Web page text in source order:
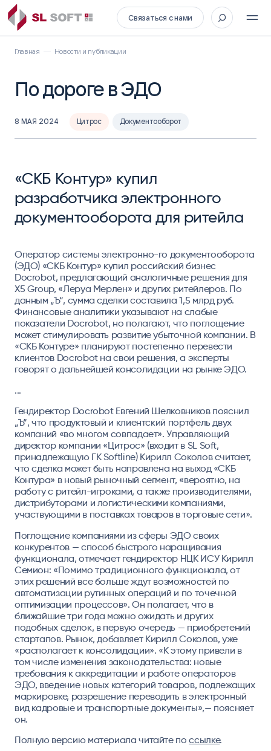
Связаться с нами
Главная Новости и публикации
По дороге в ЭДО
8 МАЯ 2024 Цитрос Документооборот
«СКБ Контур» купил
разработчика электронного
документооборота для ритейла
Оператор системы электронно-го документооборота
(ЭДО) «СКБ Контур» купил российский бизнес
Docrobot, предлагающий аналогичные решения для
X5 Group, «Леруа Мерлен» и других ритейлеров. По
данным „Ъ“, сумма сделки составила 1,5 млрд руб.
Финансовые аналитики указывают на слабые
показатели Docrobot, но полагают, что поглощение
может стимулировать развитие убыточной компании. В
«СКБ Контуре» планируют постепенно перевести
клиентов Docrobot на свои решения, а эксперты
говорят о дальнейшей консолидации на рынке ЭДО.
...
Гендиректор Docrobot Евгений Шелковников пояснил
„Ъ“, что продуктовый и клиентский портфель двух
компаний «во многом совпадает».Управляющий
директор компании «Цитрос» (входит в SL Soft,
принадлежащую ГК Softline) Кирилл Соколовсчитает,
что сделка может быть направлена на выход «СКБ
Контура» в новый рыночный сегмент, «вероятно, на
работу с ритейл-игроками, а также производителями,
дистрибуторами и логистическими компаниями,
участвующими в поставках товаров в торговые сети».
Поглощение компаниями из сферы ЭДО своих
конкурентов — способ быстрого наращивания
функционала, отмечает гендиректор НЦК ИСУ Кирилл
Семион: «Помимо традиционного функционала, от
этих решений все больше ждут возможностей по
автоматизации рутинных операций и по точечной
оптимизации процессов». Он полагает, что в
ближайшие три года можно ожидать и других
подобных сделок, в первую очередь — приобретений
стартапов. Рынок, добавляет Кирилл Соколов, уже
«располагает к консолидации». «К этому привели в
том числе изменения законодательства: новые
требования к аккредитации и работе операторов
ЭДО, введение новых категорий товаров, подлежащих
маркировке, разрешение переводить в электронный
вид кадровые и транспортные документы»,— поясняет
он.
Полную версию материала читайте поссылке.